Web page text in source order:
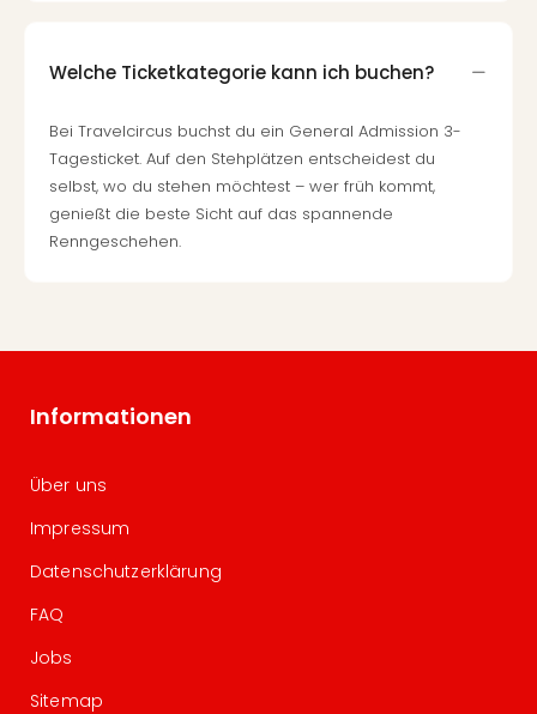
Welche Ticketkategorie kann ich buchen?
Bei Travelcircus buchst du ein General Admission 3-
Tagesticket. Auf den Stehplätzen entscheidest du
selbst, wo du stehen möchtest – wer früh kommt,
genießt die beste Sicht auf das spannende
Renngeschehen.
Informationen
Über uns
Impressum
Datenschutzerklärung
FAQ
Jobs
Sitemap